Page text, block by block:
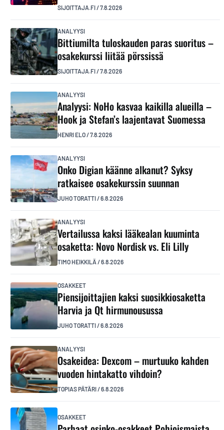
SIJOITTAJA.FI/7.8.2026
ANALYYSI
Bittiumilta tuloskauden paras suoritus –
osakekurssi liitää pörssissä
SIJOITTAJA.FI/7.8.2026
ANALYYSI
Analyysi: NoHo kasvaa kaikilla alueilla –
Hook ja Stefan’s laajentavat Suomessa
HENRI ELO/7.8.2026
ANALYYSI
Onko Digian käänne alkanut? Syksy
ratkaisee osakekurssin suunnan
JUHO TORATTI/6.8.2026
ANALYYSI
Vertailussa kaksi lääkealan kuuminta
osaketta: Novo Nordisk vs. Eli Lilly
TIMO HEIKKILÄ /6.8.2026
OSAKKEET
Piensijoittajien kaksi suosikkiosaketta
Harvia ja Qt hirmunousussa
JUHO TORATTI/6.8.2026
ANALYYSI
Osakeidea: Dexcom – murtuuko kahden
vuoden hintakatto vihdoin?
TOPIAS PÄTÄRI/6.8.2026
OSAKKEET